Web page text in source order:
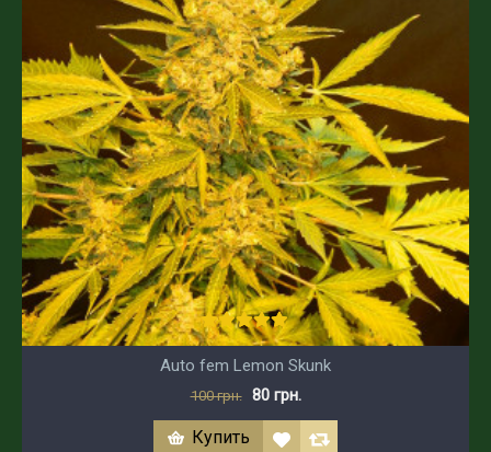
Auto fem Lemon Skunk
100 грн. 80 грн.
Купить